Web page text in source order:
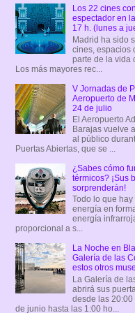
Los 22 cines
espectador en
17 h. (lunes a
Madrid ha sido
cines, espacios
parte de la vida
Los más mayores rec...
V Jornadas de
Aeropuerto de
24 de julio
El Aeropuerto
Barajas vuelve
al público
Puertas Abiertas, que se ...
¿Sabes cómo
térmicos? ¡Sus
sorprenderán!
Todo lo que
energía en
energía
proporcional a s...
La Noche en
Galería de las
estos otros
La Galería de
abrirá sus
desde las
de junio hasta las 1:00 ho...